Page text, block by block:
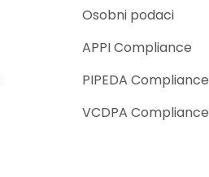
Osobni podaci
APPI Compliance
PIPEDA Compliance
VCDPA Compliance